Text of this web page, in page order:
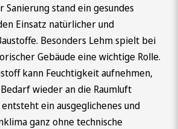
stand ein gesundes
Einsatz natürlicher und
Besonders Lehm spielt bei
Gebäude eine wichtige Rolle.
kann Feuchtigkeit aufnehmen,
wieder an die Raumluft
ein ausgeglichenes und
ganz ohne technische